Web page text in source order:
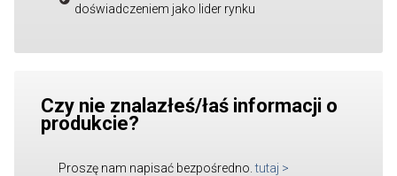
doświadczeniem jako lider rynku
Czy nie znalazłeś/łaś informacji o
produkcie?
Proszę nam napisać bezpośredno. tutaj >